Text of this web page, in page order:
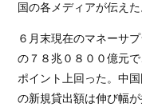
国の各メディアが伝えた
６月末現在のマネーサ
の７８兆０８００億元
ポイント上回った。中
の新規貸出額は伸び幅